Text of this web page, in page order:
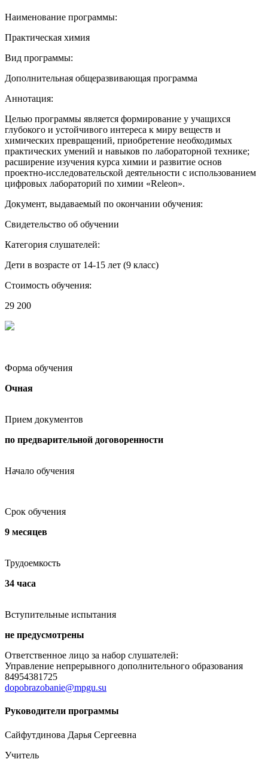
Наименование программы:
Практическая химия
Вид программы:
Дополнительная общеразвивающая программа
Аннотация:
Целью программы является формирование у учащихся
глубокого и устойчивого интереса к миру веществ и
химических превращений, приобретение необходимых
практических умений и навыков по лабораторной технике;
расширение изучения курса химии и развитие основ
проектно-исследовательской деятельности с использованием
цифровых лабораторий по химии «Releon».
Документ, выдаваемый по окончании обучения:
Свидетельство об обучении
Категория слушателей:
Дети в возрасте от 14-15 лет (9 класс)
Стоимость обучения:
29 200
Форма обучения
Очная
Прием документов
по предварительной договоренности
Начало обучения
Срок обучения
9 месяцев
Трудоемкость
34 часа
Вступительные испытания
не предусмотрены
Ответственное лицо за набор слушателей:
Управление непрерывного дополнительного образования
84954381725
dopobrazobanie@mpgu.su
Руководители программы
Сайфутдинова Дарья Сергеевна
Учитель